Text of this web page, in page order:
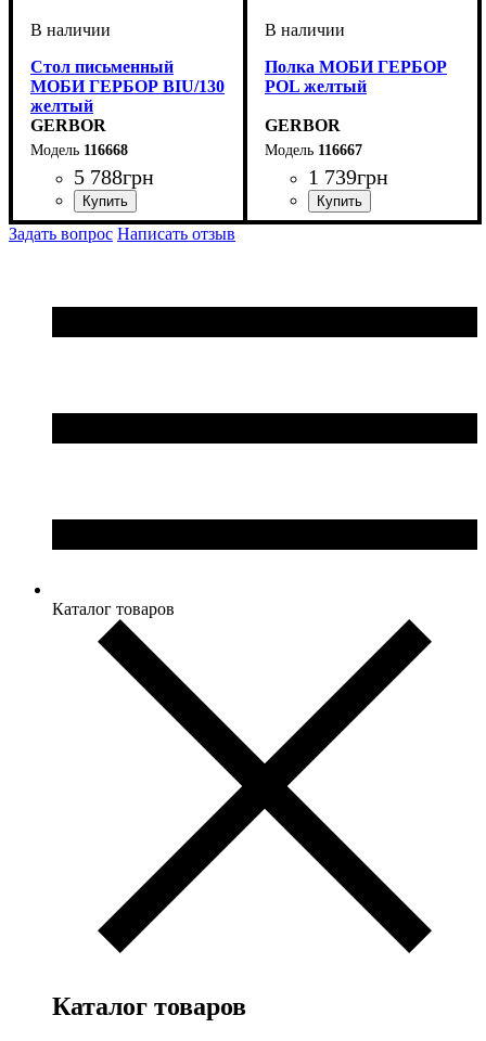
Стол письменный
МОБИ ГЕРБОР BIU/130
желтый
GERBOR
116668
5 788грн
ширина, мм: 1300
высота, мм: 830
глубина, мм: 550
Полка МОБИ ГЕРБОР
POL желтый
GERBOR
116667
1 739грн
ширина, мм: 1150
высота, мм: 300
глубина, мм: 250
Задать вопрос Написать отзыв
Каталог товаров
Каталог товаров